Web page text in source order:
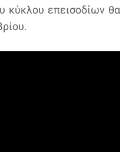
κύκλου επεισοδίων θα